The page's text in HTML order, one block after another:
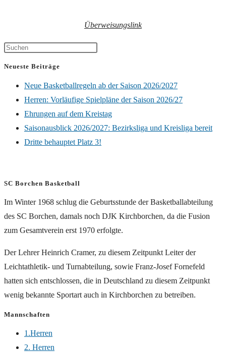
Überweisungslink
Neueste Beiträge
Neue Basketballregeln ab der Saison 2026/2027
Herren: Vorläufige Spielpläne der Saison 2026/27
Ehrungen auf dem Kreistag
Saisonausblick 2026/2027: Bezirksliga und Kreisliga bereit
Dritte behauptet Platz 3!
SC Borchen Basketball
Im Winter 1968 schlug die Geburtsstunde der Basketballabteilung
des SC Borchen, damals noch DJK Kirchborchen, da die Fusion
zum Gesamtverein erst 1970 erfolgte.
Der Lehrer Heinrich Cramer, zu diesem Zeitpunkt Leiter der
Leichtathletik- und Turnabteilung, sowie Franz-Josef Fornefeld
hatten sich entschlossen, die in Deutschland zu diesem Zeitpunkt
wenig bekannte Sportart auch in Kirchborchen zu betreiben.
Mannschaften
1.Herren
2. Herren